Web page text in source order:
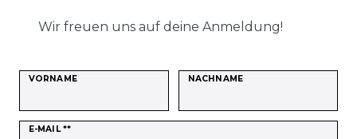
Wir freuen uns auf deine Anmeldung!
VORNAME NACHNAME
E-MAIL **
Newsletter